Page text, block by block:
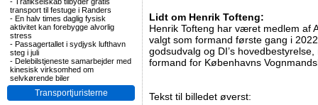
transport til festuge i Randers
- En halv times daglig fysisk
aktivitet kan forebygge alvorlig
stress
- Passagertallet i sydjysk lufthavn
steg i juli
- Delebilstjeneste samarbejder med
kinesisk virksomhed om
selvkørende biler
Transportjuristerne
Lidt om Henrik Tofteng:
Henrik Tofteng har været medlem af
valgt som formand første gang i
godsudvalg og DI’s
formand for Københavns
Tekst til billedet øverst: